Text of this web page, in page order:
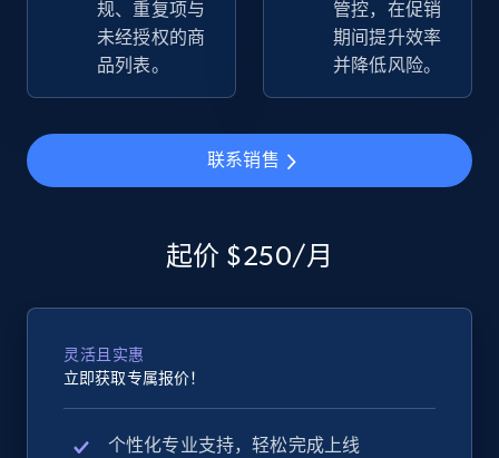
2.5K+ 359+ 立即开始
eBay - Gather data on products using
specified keywords
2.5K+ 359+ 立即开始
eBay - Collect products from shops on eBay
URL, Product id, Title, Seller name, Seller rating,
规、重复项与
未经授权的商
品列表。
管控，在促销
期间提升效率
并降低风险。
联系销售
起价 $250/月
灵活且实惠
立即获取专属报价！
个性化专业支持，轻松完成上线